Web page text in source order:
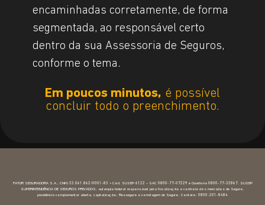
encaminhadas corretamente, de forma
segmentada, ao responsável certo
dentro da sua Assessoria de Seguros,
conforme o tema.
Em poucos minutos, é possível
concluir todo o preenchimento.
FATOR SEGURADORA S.A., CNPJ 33.061.862/0001-83 • Cód. SUSEP 6122 – SAC 0800-77-07229 e Ouvidoria 0800-77-32867. SUSEP
SUPERINTENDÊNCIA DE SEGUROS PRIVADOS, autarquia federal responsável pela fiscalização e controle dos mercados de Seguro,
previdência complementar aberta, capitalização, Resseguro e corretagem de Seguro. Contato: 0800-201-8484